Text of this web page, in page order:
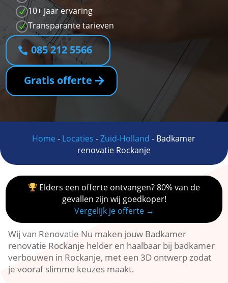
N 10+ jaar ervaring
N Transparante tarieven
085 212 5566
Gratis offerte
Home - Locaties -Zuid-Holland - Badkamer
renovatie Rockanje
Elders een offerte ontvangen? 80% van de
gevallen zijn wij goedkoper!
Vergelijk je offerte →
Wij van Renovatie Nu maken jouw Badkamer
renovatie Rockanje helder en haalbaar bij badkamer
verbouwen in Rockanje, met een 3D ontwerp zodat
je vooraf slimme keuzes maakt.​